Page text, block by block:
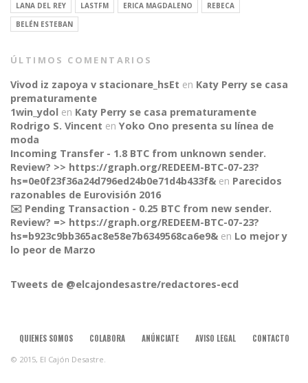
CONNECT
LANA DEL REY
LASTFM ERICA MAGDALENO
REBECA
BELÉN ESTEBAN
ÚLTIMOS COMENTARIOS
Vivod iz zapoya v stacionare_hsEt en Katy Perry se casa
prematuramente
1win_ydol en Katy Perry se casa prematuramente
Rodrigo S. Vincent en Yoko Ono presenta su línea de
moda
Incoming Transfer - 1.8 BTC from unknown sender.
Review? >> https://graph.org/REDEEM-BTC-07-23?
hs=0e0f23f36a24d796ed24b0e71d4b433f& en Parecidos
razonables de Eurovisión 2016
✉️ Pending Transaction - 0.25 BTC from new sender.
Review? => https://graph.org/REDEEM-BTC-07-23?
hs=b923c9bb365ac8e58e7b6349568ca6e9& en Lo mejor y
lo peor de Marzo
Tweets de @elcajondesastre/redactores-ecd
QUIENES SOMOS COLABORA ANÚNCIATE AVISO LEGAL CONTACTO
© 2015, El Cajón Desastre.